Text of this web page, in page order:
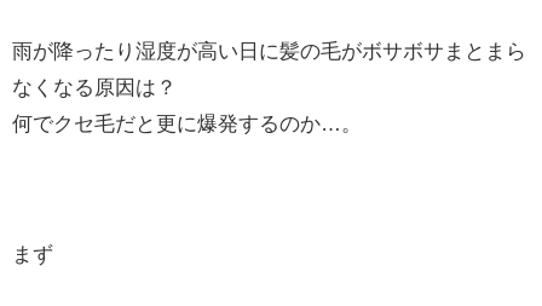
雨が降ったり湿度が高い日に髪の毛がボサボサまとまら
なくなる原因は？
何でクセ毛だと更に爆発するのか…。
まず